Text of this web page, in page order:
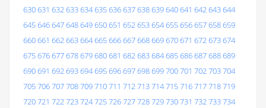
630631 632633634635636637638639640641 642643644
645646647648649650651 652653654655656657658659
660661 662663664665666667668669670671 672673674
675676677678679680681 682683684685686687688689
690691 692693694695696697698699700701 702703704
705706707708709710711 712713714715716717718719
720721 722723724725726727728729730731 732733734